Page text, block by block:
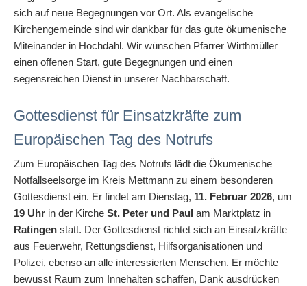
sich auf neue Begegnungen vor Ort. Als evangelische
Kirchengemeinde sind wir dankbar für das gute ökumenische
Miteinander in Hochdahl. Wir wünschen Pfarrer Wirthmüller
einen offenen Start, gute Begegnungen und einen
segensreichen Dienst in unserer Nachbarschaft.
Gottesdienst für Einsatzkräfte zum
Europäischen Tag des Notrufs
Zum Europäischen Tag des Notrufs lädt die Ökumenische
Notfallseelsorge im Kreis Mettmann zu einem besonderen
Gottesdienst ein. Er findet am Dienstag, 11. Februar 2026, um
19 Uhr in der Kirche St. Peter und Paul am Marktplatz in
Ratingen statt. Der Gottesdienst richtet sich an Einsatzkräfte
aus Feuerwehr, Rettungsdienst, Hilfsorganisationen und
Polizei, ebenso an alle interessierten Menschen. Er möchte
bewusst Raum zum Innehalten schaffen, Dank ausdrücken